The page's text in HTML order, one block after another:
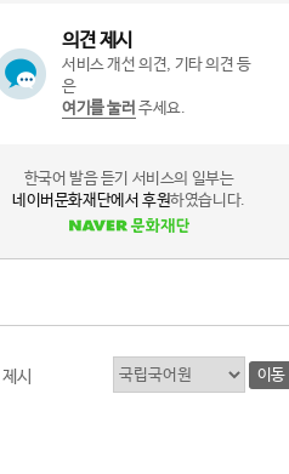
의견 제시
서비스 개선 의견, 기타 의견 등
은
여기를 눌러 주세요.
한국어 발음 듣기 서비스의 일부는
네이버문화재단에서 후원하였습니다.
시 이동